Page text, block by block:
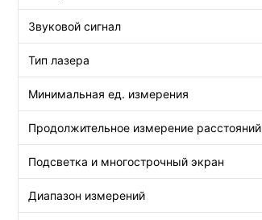
Звуковой сигнал
Тип лазера
Минимальная ед. измерения
Продолжительное измерение расстояний
Подсветка и многострочный экран
Диапазон измерений